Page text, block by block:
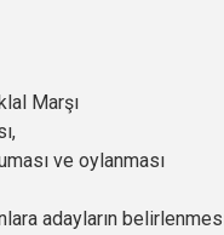
Marşı
ve oylanması
adayların